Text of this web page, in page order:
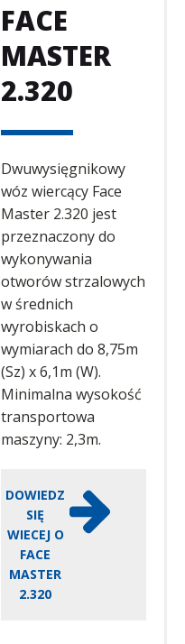
FACE
MASTER
2.320
Dwuwysięgnikowy
wóz wiercący Face
Master 2.320 jest
przeznaczony do
wykonywania
otworów strzalowych
w średnich
wyrobiskach o
wymiarach do 8,75m
(Sz) x 6,1m (W).
Minimalna wysokość
transportowa
maszyny: 2,3m.
DOWIEDZ
SIĘ
WIECEJ O
FACE
MASTER
2.320